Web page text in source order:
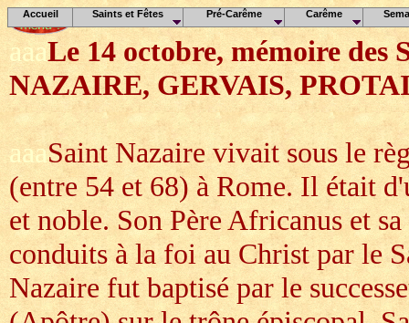
aaaLe 14 octobre, mémoire des
NAZAIRE, GERVAIS,
aaaSaint Nazaire vivait sous le
(entre 54 et 68) à Rome. Il était
et noble. Son Père Africanus et
conduits à la foi au Christ par le
Nazaire fut baptisé par le
Accueil Saints et Fêtes Pré-Carême Carême